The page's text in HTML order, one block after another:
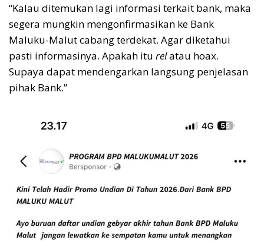
“Kalau ditemukan lagi informasi terkait bank, maka
segera mungkin mengonfirmasikan ke Bank
Maluku-Malut cabang terdekat. Agar diketahui
pasti informasinya. Apakah itu relatau hoax.
Supaya dapat mendengarkan langsung penjelasan
pihak Bank.”